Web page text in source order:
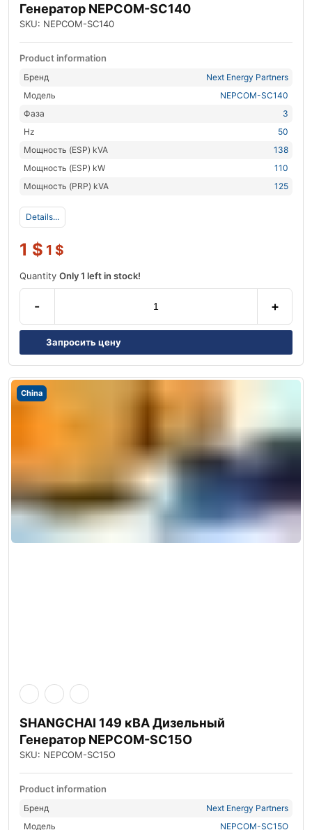
Генератор NEPCOM-SC140
SKU: NEPCOM-SC140
Product information
Бренд
Next Energy Partners
Модель
NEPCOM-SC140
Фаза
3
Hz
50
Мощность (ESP) kVA
138
Мощность (ESP) kW
110
Мощность (PRP) kVA
125
Details...
1 $ 1 $
Quantity Only 1 left in stock!
- +
Запросить цену
China
SHANGCHAI 149 кВА Дизельный
Генератор NEPCOM-SC15O
SKU: NEPCOM-SC15O
Product information
Бренд
Next Energy Partners
Модель
NEPCOM-SC15O